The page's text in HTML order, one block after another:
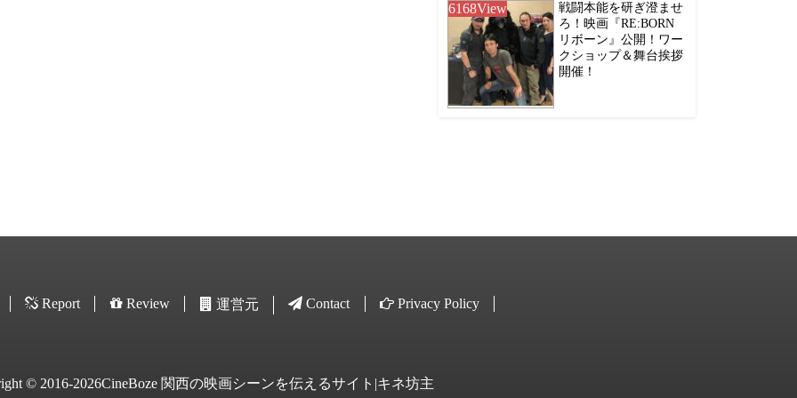
6168View
戦闘本能を研ぎ澄ませ
ろ！映画『RE:BORN
リボーン』公開！ワー
クショップ＆舞台挨拶
開催！
Report Review 運営元 Contact Privacy Policy
© 2016-2026CineBoze 関西の映画シーンを伝えるサイト|キネ坊主